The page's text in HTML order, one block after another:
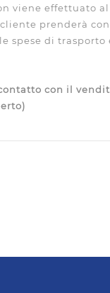
viene effettuato
prenderà
spese di trasporto
con il